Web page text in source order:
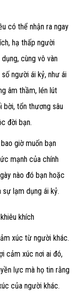
có thể nhận ra ngay
hạ thấp người
cùng vô vàn
người ái kỷ, như ái
âm thầm, lén lút
bời, tổn thương sâu
đời bạn.
giờ muốn bạn
mạnh của chính
nào đó bạn hoặc
sự lạm dụng ái kỷ.
khích
xúc từ người khác.
cảm xúc nơi ai đó,
lực mà họ tin rằng
của người khác.